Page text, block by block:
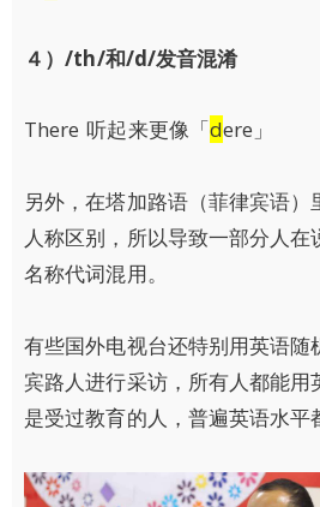
４）/th/和/d/发音混淆
There 听起来更像「dere」
另外，在塔加路语（菲律宾语
人称区别，所以导致一部分人
名称代词混用。
有些国外电视台还特别用英语随
宾路人进行采访，所有人都能
是受过教育的人，普遍英语水平